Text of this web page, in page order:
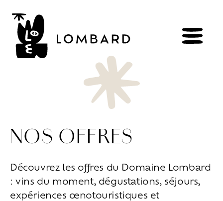
RÉSERVER BOUTIQUE
Explorer les
Artisans du
vivant
Brézème & Rhône Pluriel
Vignes & culture engagée
Gammes de vin
NOS OFFRES
Découvrez les offres du Domaine Lombard
: vins du moment, dégustations, séjours,
expériences œnotouristiques et